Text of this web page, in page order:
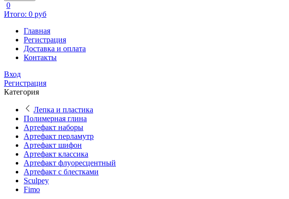
0
Итого: 0 руб
Главная
Регистрация
Доставка и оплата
Контакты
Вход
Регистрация
Категория
Лепка и пластика
Полимерная глина
Артефакт наборы
Артефакт перламутр
Артефакт шифон
Артефакт классика
Артефакт флуоресцентный
Артефакт с блестками
Sculpey
Fimo